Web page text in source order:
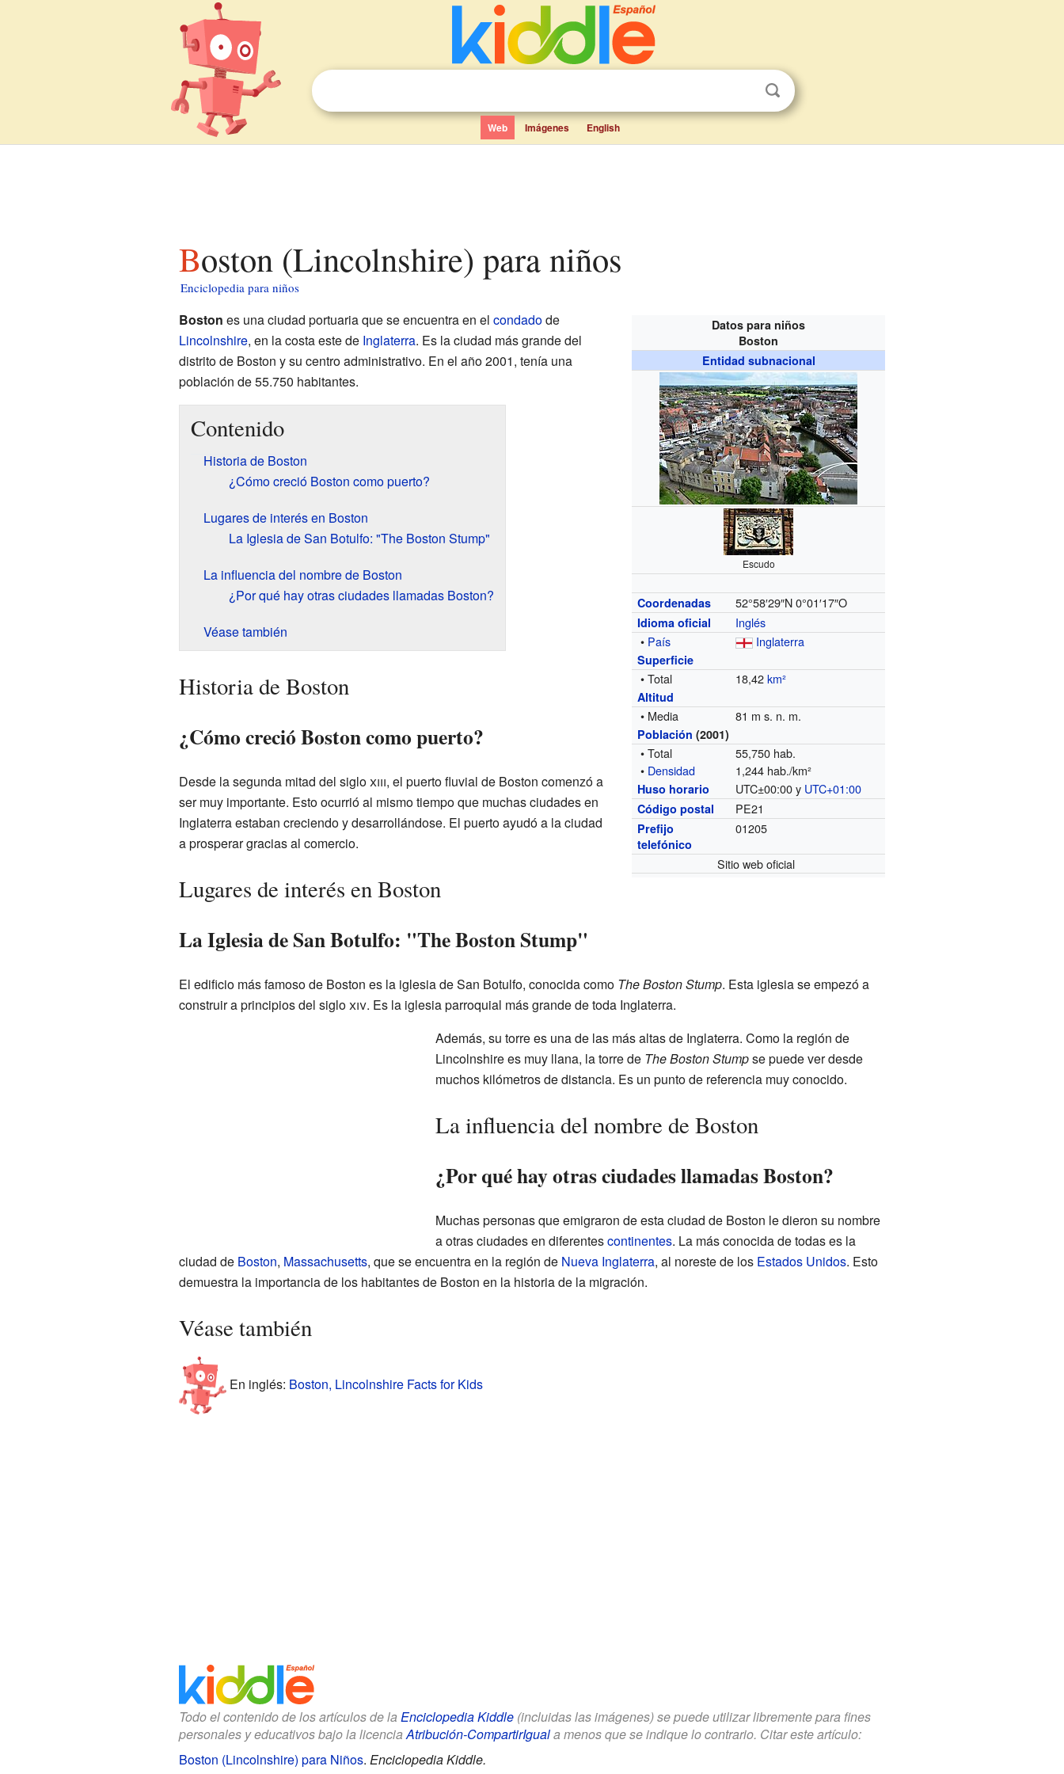
Web Imágenes English
Boston (Lincolnshire) para niños
Enciclopedia para niños
Datos para niños
Boston
Entidad subnacional
Escudo
Coordenadas 52°58′29″N 0°01′17″O
Idioma oficial
Inglés
• País Inglaterra
Superficie
• Total 18,42km²
Altitud
• Media 81 m s. n. m.
Población (2001)
• Total
55,750 hab.
• Densidad 1,244 hab./km²
Huso horario UTC±00:00 y UTC+01:00
Código postal PE21
Prefijo
telefónico
01205
Sitio web oficial
Boston es una ciudad portuaria que se encuentra en el condadode
Lincolnshire, en la costa este de Inglaterra. Es la ciudad más grande del
distrito de Boston y su centro administrativo. En el año 2001, tenía una
población de 55.750 habitantes.
Contenido
Historia de Boston
¿Cómo creció Boston como puerto?
Lugares de interés en Boston
La Iglesia de San Botulfo: "The Boston Stump"
La influencia del nombre de Boston
¿Por qué hay otras ciudades llamadas Boston?
Véase también
Historia de Boston
¿Cómo creció Boston como puerto?
Desde la segunda mitad del sigloxiii, el puerto fluvial de Boston comenzó a
ser muy importante. Esto ocurrió al mismo tiempo que muchas ciudades en
Inglaterra estaban creciendo y desarrollándose. El puerto ayudó a la ciudad
a prosperar gracias al comercio.
Lugares de interés en Boston
La Iglesia de San Botulfo: "The Boston Stump"
El edificio más famoso de Boston es la iglesia de San Botulfo, conocida como The Boston Stump. Esta iglesia se empezó a
construir a principios del sigloxiv. Es la iglesia parroquial más grande de toda Inglaterra.
Además, su torre es una de las más altas de Inglaterra. Como la región de
Lincolnshire es muy llana, la torre de The Boston Stumpse puede ver desde
muchos kilómetros de distancia. Es un punto de referencia muy conocido.
La influencia del nombre de Boston
¿Por qué hay otras ciudades llamadas Boston?
Muchas personas que emigraron de esta ciudad de Boston le dieron su nombre
a otras ciudades en diferentescontinentes. La más conocida de todas es la
ciudad de Boston, Massachusetts, que se encuentra en la región de Nueva Inglaterra, al noreste de los Estados Unidos. Esto
demuestra la importancia de los habitantes de Boston en la historia de la migración.
Véase también
En inglés: Boston, Lincolnshire Facts for Kids
Todo el contenido de los artículos de la Enciclopedia Kiddle(incluidas las imágenes) se puede utilizar libremente para fines
personales y educativos bajo la licenciaAtribución-CompartirIguala menos que se indique lo contrario. Citar este artículo:
Boston (Lincolnshire) para Niños. Enciclopedia Kiddle.